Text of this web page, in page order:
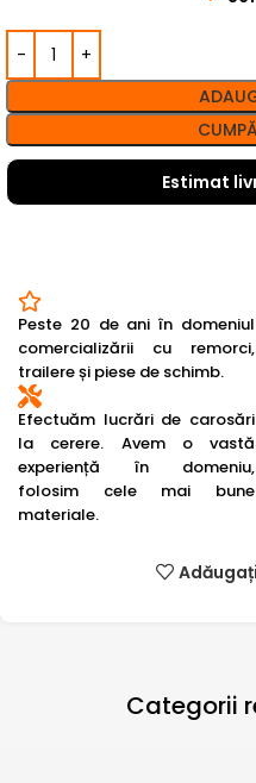
Estimat
Peste 20 de ani în domeniul
comercializării cu remorci,
trailere și piese de schimb.
Efectuăm lucrări de carosări
la cerere. Avem o vastă
experiență în domeniu,
folosim cele mai bune
materiale.
Categorii